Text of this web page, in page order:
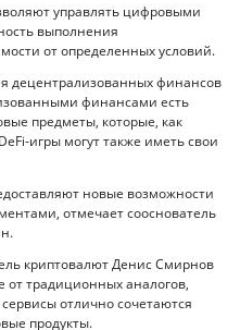
управлять цифровыми
выполнения
от определенных условий.
децентрализованных финансов
финансами есть
предметы, которые, как
игры могут также иметь свои
новые возможности
отмечает сооснователь
криптовалют Денис Смирнов
традиционных аналогов,
отлично сочетаются
продукты.